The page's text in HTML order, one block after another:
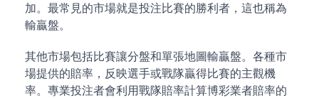
加。最常見的市場就是投注比賽的勝利者，這也稱為
輸贏盤。
其他市場包括比賽讓分盤和單張地圖輸贏盤。各種市
場提供的賠率，反映選手或戰隊贏得比賽的主觀機
率。專業投注者會利用戰隊賠率計算博彩業者賠率的